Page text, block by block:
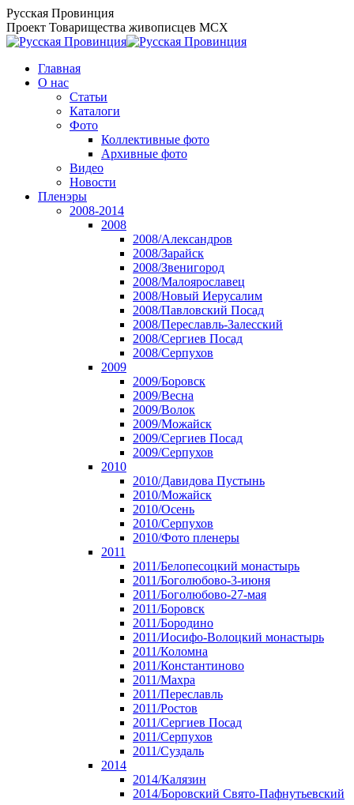
Перейти
к
содержанию
Русская Провинция
Проект Товарищества живописцев МСХ
Главная
О нас
Статьи
Каталоги
Фото
Коллективные фото
Архивные фото
Видео
Новости
Пленэры
2008-2014
2008
2008/Александров
2008/Зарайск
2008/Звенигород
2008/Малоярославец
2008/Новый Иерусалим
2008/Павловский Посад
2008/Переславль-Залесский
2008/Сергиев Посад
2008/Серпухов
2009
2009/Боровск
2009/Весна
2009/Волок
2009/Можайск
2009/Сергиев Посад
2009/Серпухов
2010
2010/Давидова Пустынь
2010/Можайск
2010/Осень
2010/Серпухов
2010/Фото пленеры
2011
2011/Белопесоцкий монастырь
2011/Боголюбово-3-июня
2011/Боголюбово-27-мая
2011/Боровск
2011/Бородино
2011/Иосифо-Волоцкий монастырь
2011/Коломна
2011/Константиново
2011/Махра
2011/Переславль
2011/Ростов
2011/Сергиев Посад
2011/Серпухов
2011/Суздаль
2014
2014/Калязин
2014/Боровский Свято-Пафнутьевский